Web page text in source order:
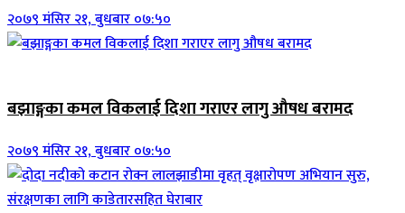
२०७९ मंसिर २१, बुधबार ०७:५०
बझाङ्गका कमल विकलाई दिशा गराएर लागु औषध बरामद
२०७९ मंसिर २१, बुधबार ०७:५०